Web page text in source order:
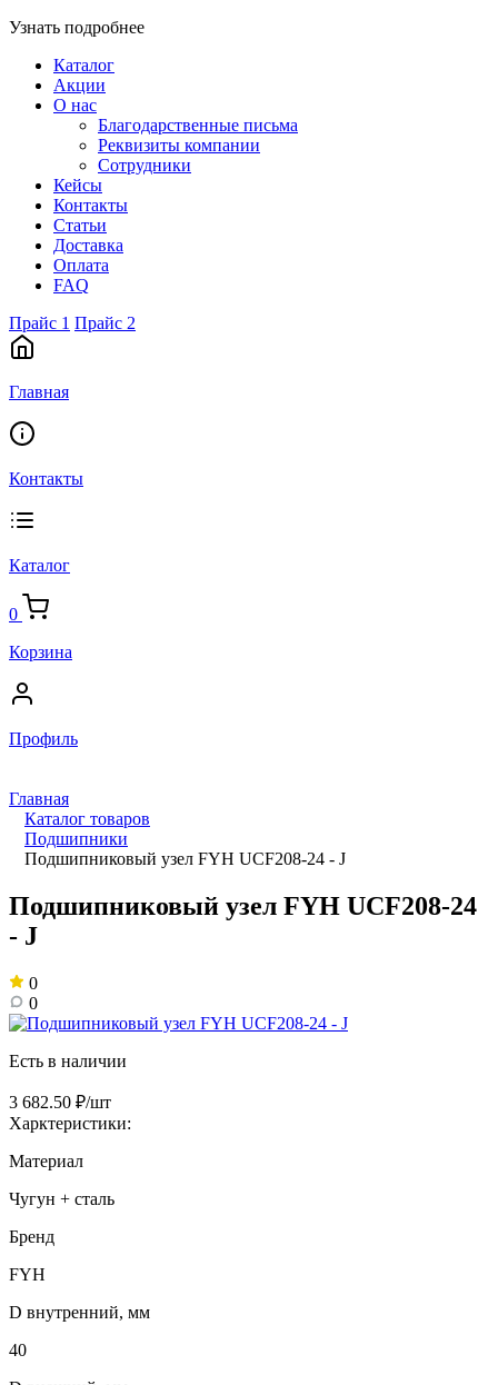
Узнать подробнее
Каталог
Акции
О нас
Благодарственные письма
Реквизиты компании
Сотрудники
Кейсы
Контакты
Статьи
Доставка
Оплата
FAQ
Прайс 1 Прайс 2
Главная
Контакты
Каталог
0
Корзина
Профиль
Главная
Каталог товаров
Подшипники
Подшипниковый узел FYH UCF208-24 - J
Подшипниковый узел FYH UCF208-24
- J
0
0
Есть в наличии
3 682.50 ₽/шт
Харктеристики:
Материал
Чугун + сталь
Бренд
FYH
D внутренний, мм
40